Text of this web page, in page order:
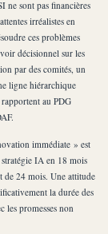
ne sont pas financières
irréalistes en
ces problèmes
décisionnel sur les
par des comités, un
ligne hiérarchique
au PDG
immédiate » est
IA en 18 mois
de 24 mois. Une attitude
la durée des
les promesses non